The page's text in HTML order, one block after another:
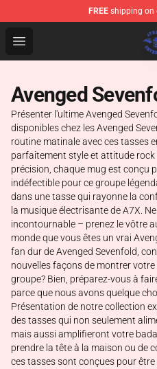
FREE shipping on
Open menu
Avenged Sevenfold
Avenged
Présenter l'ultime Avenged
disponibles chez les Avenged
routine matinale avec ces tasses
parfaitement style et attitude rock
précision, chaque mug est conçu
indéfectible pour ce groupe
dans une tasse qui rayonne la
la musique électrisante de A7X.
incontournable – prenez le vôtre
monde que vous êtes un vrai
fan dur de Avenged Sevenfold,
nouvelles façons de montrer
groupe? Bien, préparez-vous à
parce que nous avons quelque
Présentation de notre collection
des tasses qui non seulement
mais aussi amplifieront votre
prendre la tête à la maison ou de
ces tasses sont conçues pour être